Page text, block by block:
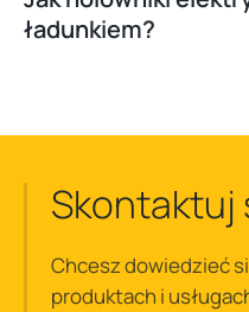
ładunkiem?
Skontaktuj
Chcesz dowiedzieć
produktach i